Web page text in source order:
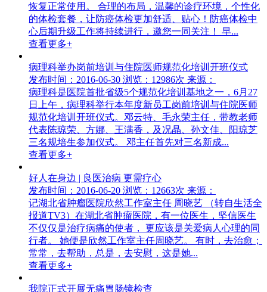
恢复正常使用。 合理的布局，温馨的诊疗环境，个性化
的体检套餐，让防癌体检更加舒适、贴心！防癌体检中
心后期升级工作将持续进行，邀您一同关注！ 早...
查看更多+
病理科举办岗前培训与住院医师规范化培训开班仪式
发布时间：2016-06-30 浏览：12986次 来源：
病理科是医院首批省级5个规范化培训基地之一，6月27
日上午，病理科举行本年度新员工岗前培训与住院医师
规范化培训开班仪式。邓云特、毛永荣主任，带教老师
代表陈琼荣、方娜、王满香，及况晶、孙文佳、阳琼芝
三名规培生参加仪式。 邓主任首先对三名新成...
查看更多+
好人在身边 | 良医治病 更需疗心
发布时间：2016-06-20 浏览：12663次 来源：
记湖北省肿瘤医院欣然工作室主任 周晓艺 （转自生活全
报道TV3）在湖北省肿瘤医院，有一位医生，坚信医生
不仅仅是治疗病痛的使者， 更应该是关爱病人心理的同
行者。 她便是欣然工作室主任周晓艺。 有时，去治愈；
常常，去帮助，总是，去安慰，这是她...
查看更多+
我院正式开展无痛胃肠镜检查